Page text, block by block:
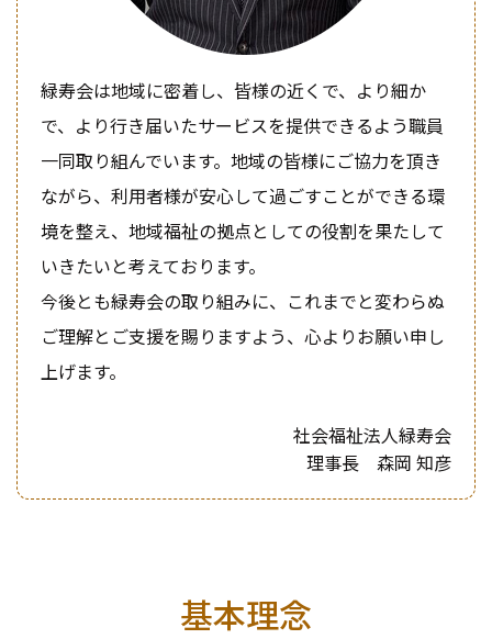
緑寿会は地域に密着し、皆様の近くで、より細か
で、より行き届いたサービスを提供できるよう職員
一同取り組んでいます。地域の皆様にご協力を頂き
ながら、利用者様が安心して過ごすことができる環
境を整え、地域福祉の拠点としての役割を果たして
いきたいと考えております。
今後とも緑寿会の取り組みに、これまでと変わらぬ
ご理解とご支援を賜りますよう、心よりお願い申し
上げます。
社会福祉法人緑寿会
理事長 森岡 知彦
基本理念